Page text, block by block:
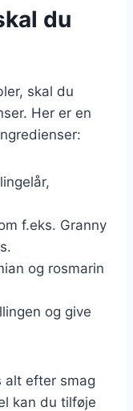
du
skal du
Her er en
f.eks. Granny
og rosmarin
og give
alt efter smag
kan du tilføje